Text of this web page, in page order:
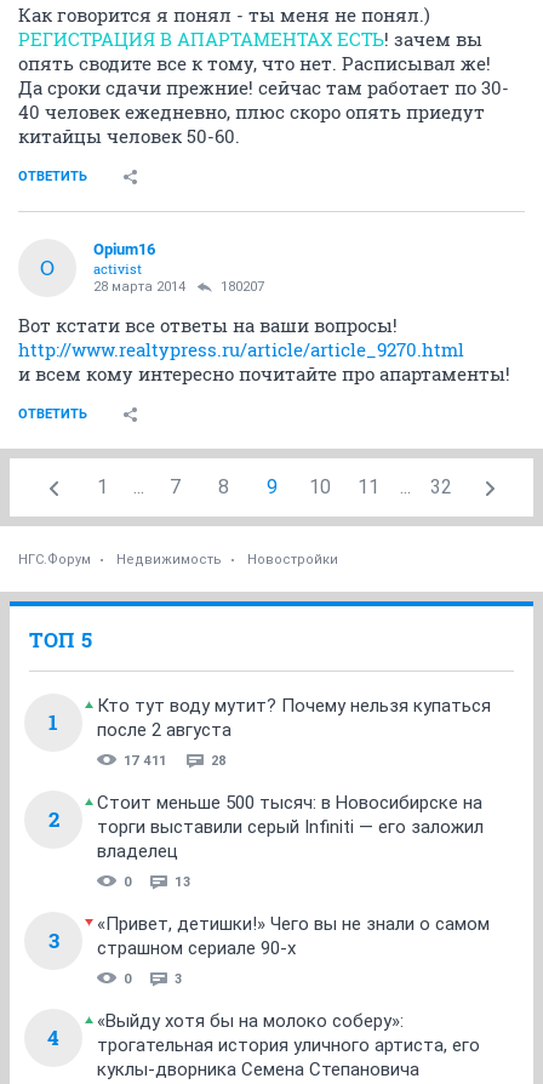
Как говорится я понял - ты меня не понял.)
РЕГИСТРАЦИЯ В АПАРТАМЕНТАХ ЕСТЬ! зачем вы
опять сводите все к тому, что нет. Расписывал же!
Да сроки сдачи прежние! сейчас там работает по 30-
40 человек ежедневно, плюс скоро опять приедут
китайцы человек 50-60.
ОТВЕТИТЬ
O
Opium16
activist
28 марта 2014 180207
Вот кстати все ответы на ваши вопросы!
http://www.realtypress.ru/article/article_9270.html
и всем кому интересно почитайте про апартаменты!
ОТВЕТИТЬ
1 ... 7 8 9 10 11 ... 32
НГС.Форум Недвижимость Новостройки
ТОП 5
1
Кто тут воду мутит? Почему нельзя купаться
после 2 августа
17 411 28
2
Стоит меньше 500 тысяч: в Новосибирске на
торги выставили серый Infiniti — его заложил
владелец
0 13
3
«Привет, детишки!» Чего вы не знали о самом
страшном сериале 90-х
0 3
4
«Выйду хотя бы на молоко соберу»:
трогательная история уличного артиста, его
куклы-дворника Семена Степановича